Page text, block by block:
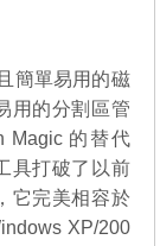
簡單易用的磁
用的分割區管
Magic 的替代
具打破了以前
它完美相容於
XP/200